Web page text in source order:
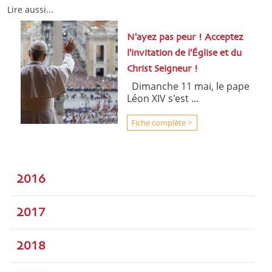
Lire aussi...
N'ayez pas peur ! Acceptez
l'invitation de l'Église et du
Christ Seigneur !
Dimanche 11 mai, le pape
Léon XIV s'est ...
Fiche complète >
2016
2017
2018